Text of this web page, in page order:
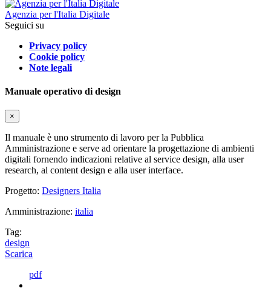
Agenzia per l'Italia Digitale
Seguici su
Privacy policy
Cookie policy
Note legali
Manuale operativo di design
×
Il manuale è uno strumento di lavoro per la Pubblica
Amministrazione e serve ad orientare la progettazione di ambienti
digitali fornendo indicazioni relative al service design, alla user
research, al content design e alla user interface.
Progetto: Designers Italia
Amministrazione: italia
Tag:
design
Scarica
pdf